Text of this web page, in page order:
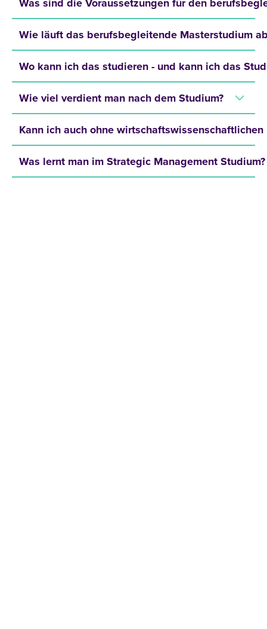
Was sind die Voraussetzungen für den
Wie läuft das berufsbegleitende Masterstudium
Wo kann ich das studieren - und kann ich das
Wie viel verdient man nach dem Studium?
Kann ich auch ohne
Was lernt man im Strategic Management